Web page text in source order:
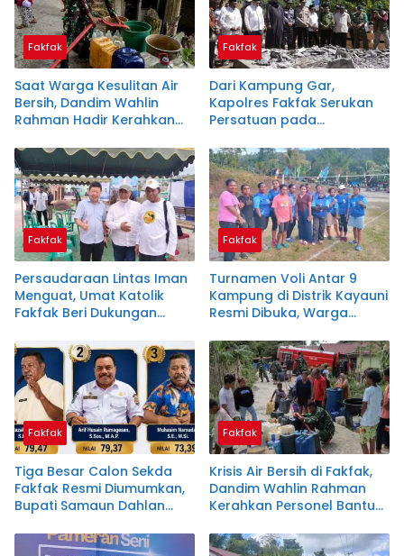
Fakfak
Saat Warga Kesulitan Air
Bersih, Dandim Wahlin
Rahman Hadir Kerahkan
Fakfak
Dari Kampung Gar,
Kapolres Fakfak Serukan
Persatuan pada
Masuknya Islam di Tanah
Papua
Fakfak
Persaudaraan Lintas Iman
Menguat, Umat Katolik
Fakfak Beri Dukungan
Tahun Masuknya Islam di
Tanah Papua
Fakfak
Turnamen Voli Antar 9
Kampung di Distrik Kayauni
Resmi Dibuka, Warga
ke-81
Fakfak
Tiga Besar Calon Sekda
Fakfak Resmi Diumumkan,
Bupati Samaun Dahlan
Fakfak
Krisis Air Bersih di Fakfak,
Dandim Wahlin Rahman
Kerahkan Personel Bantu